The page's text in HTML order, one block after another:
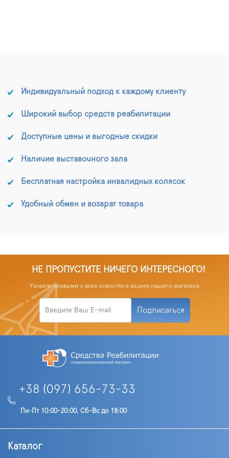
Индивидуальный подход к каждому клиенту
Широкий выбор средств реабилитации
Доступные цены и выгодные скидки
Наличие выставочного зала
Бесплатная настройка инвалидных колясок
Удобный обмен и возврат товара
НЕ ПРОПУСТИТЕ НИЧЕГО ИНТЕРЕСНОГО!
Узнайте первыми о всех новостях и акциях нашего магазина
Подписаться
+38 (097) 656-73-33
Пн-Пт 10:00-20:00, Сб-Вс до 18:00
Каталог